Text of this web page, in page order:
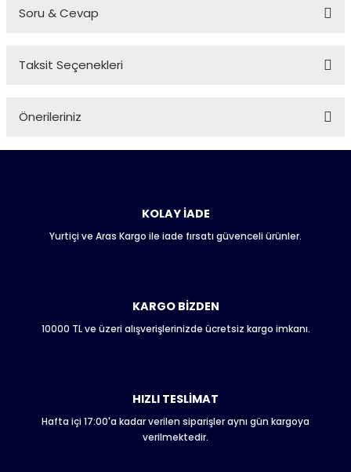
Soru & Cevap
Ürün hakkında henüz soru sorulmamış.
Taksit Seçenekleri
Önerileriniz
Bu ürünün fiyat bilgisi, resim, ürün açıklamalarında ve diğer
Ürün resmi kalitesiz, bozuk veya görüntülenemiyor.
Ürün fiyatı diğer sitelerden daha pahalı.
Bu ürüne benzer farklı alternatifler olmalı.
Gönder
KOLAY İADE
Yurtiçi ve Aras Kargo ile iade fırsatı güvenceli ürünler.
KARGO BİZDEN
10000 TL ve üzeri alışverişlerinizde ücretsiz kargo imkanı.
HIZLI TESLİMAT
Hafta içi 17:00'a kadar verilen siparişler aynı gün kargoya
verilmektedir.